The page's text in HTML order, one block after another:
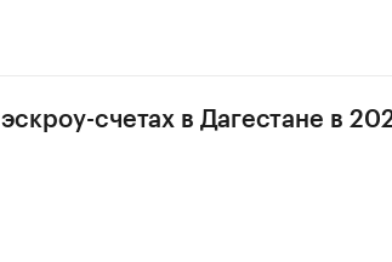
счетах в Дагестане в